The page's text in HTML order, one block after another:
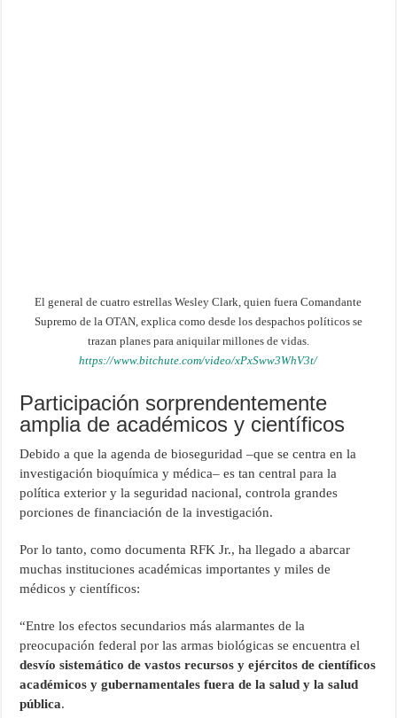
El general de cuatro estrellas Wesley Clark, quien fuera Comandante
Supremo de la OTAN, explica como desde los despachos políticos se
trazan planes para aniquilar millones de vidas.
https://www.bitchute.com/video/xPxSww3WhV3t/
Participación sorprendentemente
amplia de académicos y científicos
Debido a que la agenda de bioseguridad –que se centra en la
investigación bioquímica y médica– es tan central para la
política exterior y la seguridad nacional, controla grandes
porciones de financiación de la investigación.
Por lo tanto, como documenta RFK Jr., ha llegado a abarcar
muchas instituciones académicas importantes y miles de
médicos y científicos:
“Entre los efectos secundarios más alarmantes de la
preocupación federal por las armas biológicas se encuentra el
desvío sistemático de vastos recursos y ejércitos de científicos
académicos y gubernamentales fuera de la salud y la salud
pública.